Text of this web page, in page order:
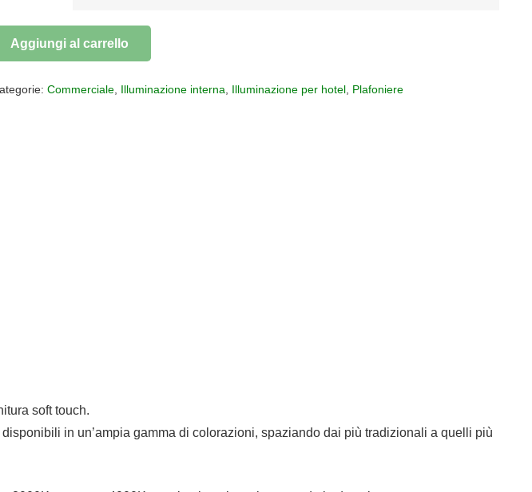
Aggiungi al carrello
Commerciale, Illuminazione interna Illuminazione per hotel, Plafoniere
soft touch.
in un’ampia gamma di colorazioni, spaziando dai più tradizionali a quelli più